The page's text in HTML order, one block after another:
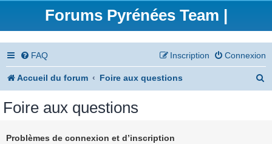
Forums Pyrénées Team |
FAQ Connexion
Inscription
Accueil du forum Foire aux questions
Foire aux questions
Problèmes de connexion et d’inscription